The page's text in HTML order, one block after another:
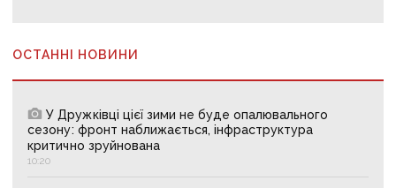
ОСТАННІ НОВИНИ
У Дружківці цієї зими не буде опалювального
сезону: фронт наближається, інфраструктура
критично зруйнована
10:20